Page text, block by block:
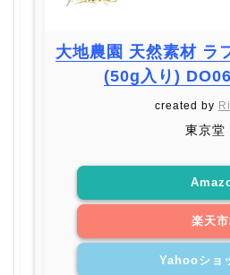
大地農園 天然素材 ラ
(50g入り)
created by
東京堂
楽天
Yahooショ